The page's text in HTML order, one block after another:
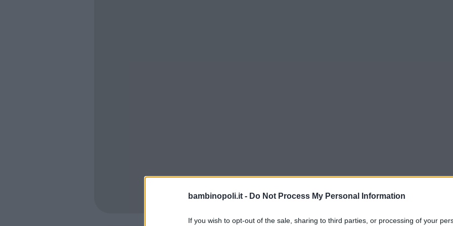
bambinopoli.it - Do Not Process My Personal Information
If you wish to opt-out of the sale, sharing to third parties, or processing of your